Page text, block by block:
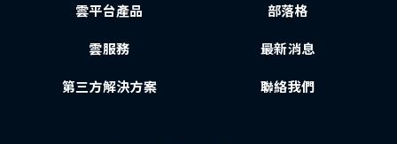
雲平台產品
雲服務
第三方解決方案
部落格
最新消息
聯絡我們